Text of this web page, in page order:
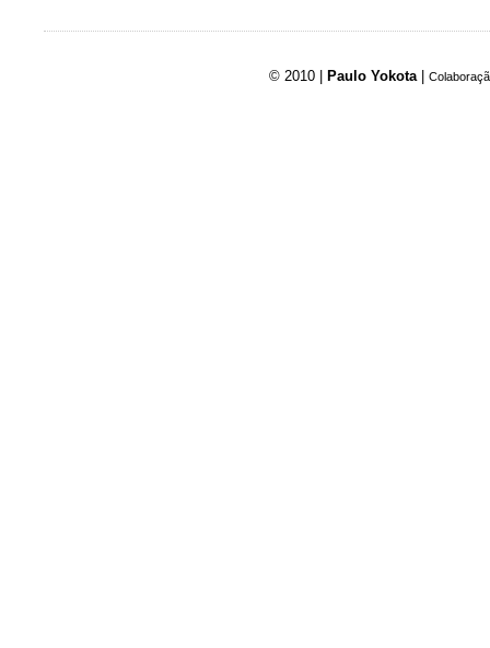
© 2010 | Paulo Yokota |